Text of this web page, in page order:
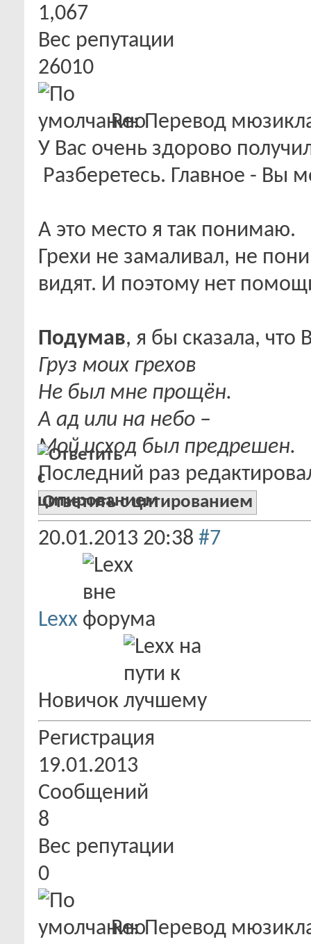
1,067
Вес репутации
26010
Re: Перевод
У Вас очень здорово
Разберетесь. Главное - Вы
А это место я так понимаю.
Грехи не замаливал, не
видят. И поэтому нет
Подумав, я бы сказала, что
Груз моих грехов
Не был мне прощён.
А ад или на небо –
Мой исход был предрешен.
Последний раз
Ответить с цитированием
20.01.2013 20:38 #7
Lexx
Новичок
Регистрация
19.01.2013
Сообщений
8
Вес репутации
0
Re: Перевод